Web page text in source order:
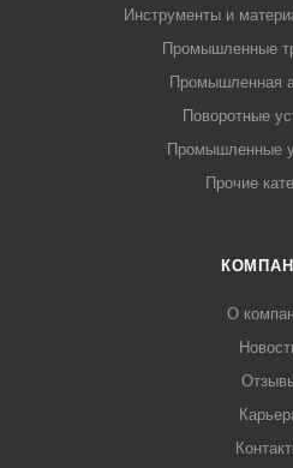
Инструменты и
Промышленные
Промышленная
Поворотные
Промышленные
Прочие
О